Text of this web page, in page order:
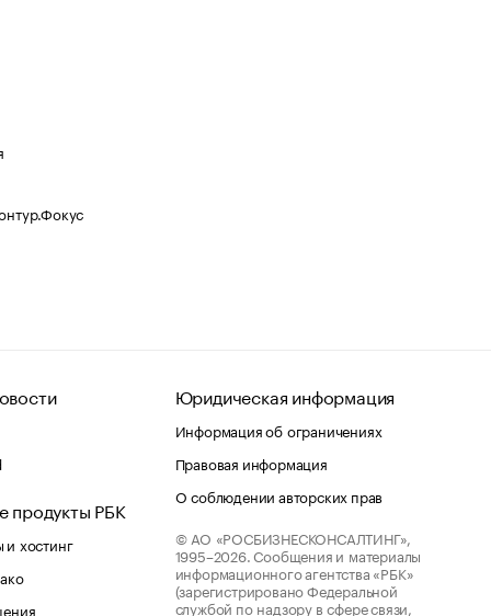
продукты РБК
хостинг
Юридическая информация
Информация об ограничениях
Правовая информация
О соблюдении авторских прав
© АО «РОСБИЗНЕСКОНСАЛТИНГ»,
1995–2026. Сообщения и материалы
информационного агентства «РБК»
(зарегистрировано Федеральной
службой по надзору в сфере связи,